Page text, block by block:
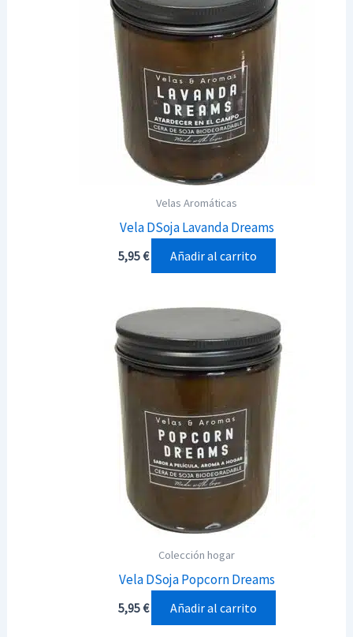
Velas Aromáticas
Vela DSoja Lavanda Dreams
5,95€ Añadir al carrito
Colección hogar
Vela DSoja Popcorn Dreams
5,95€ Añadir al carrito